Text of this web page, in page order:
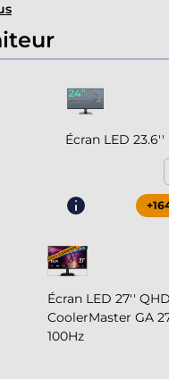
Écran LED
Écran LED 27'' QHD
CoolerMaster GA
100Hz